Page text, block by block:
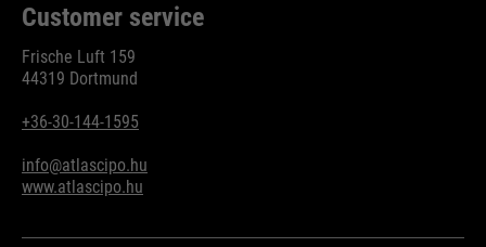
Customer service
Frische Luft 159
44319 Dortmund
+36-30-144-1595
info@atlascipo.hu
www.atlascipo.hu